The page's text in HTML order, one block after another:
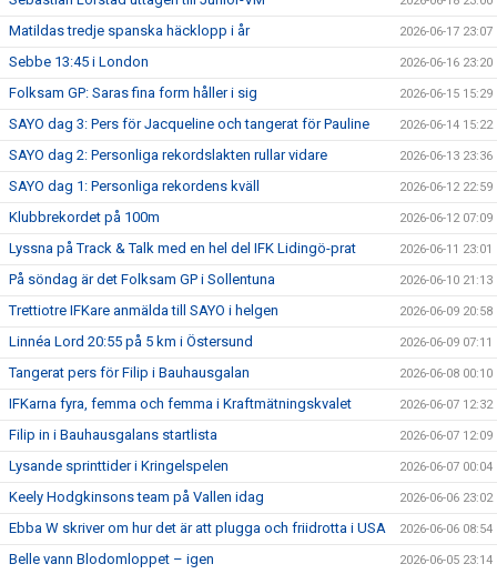
Matildas tredje spanska häcklopp i år 2026-06-17 23:07
Sebbe 13:45 i London 2026-06-16 23:20
Folksam GP: Saras fina form håller i sig 2026-06-15 15:29
SAYO dag 3: Pers för Jacqueline och tangerat för Pauline 2026-06-14 15:22
SAYO dag 2: Personliga rekordslakten rullar vidare 2026-06-13 23:36
SAYO dag 1: Personliga rekordens kväll 2026-06-12 22:59
Klubbrekordet på 100m 2026-06-12 07:09
Lyssna på Track & Talk med en hel del IFK Lidingö-prat 2026-06-11 23:01
På söndag är det Folksam GP i Sollentuna 2026-06-10 21:13
Trettiotre IFKare anmälda till SAYO i helgen 2026-06-09 20:58
Linnéa Lord 20:55 på 5 km i Östersund 2026-06-09 07:11
Tangerat pers för Filip i Bauhausgalan 2026-06-08 00:10
IFKarna fyra, femma och femma i Kraftmätningskvalet 2026-06-07 12:32
Filip in i Bauhausgalans startlista 2026-06-07 12:09
Lysande sprinttider i Kringelspelen 2026-06-07 00:04
Keely Hodgkinsons team på Vallen idag 2026-06-06 23:02
Ebba W skriver om hur det är att plugga och friidrotta i USA 2026-06-06 08:54
Belle vann Blodomloppet – igen 2026-06-05 23:14